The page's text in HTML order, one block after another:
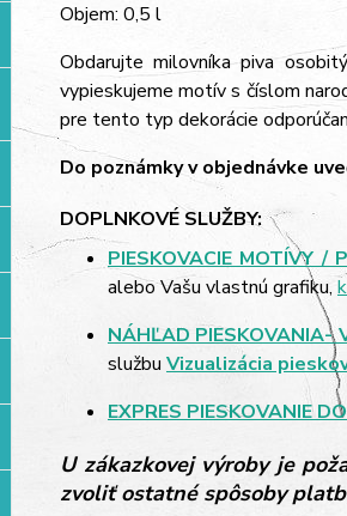
Objem: 0,5 l
Obdarujte milovníka piva
vypieskujeme motív s číslom
pre tento typ dekorácie
Do poznámky v objednávke
DOPLNKOVÉ SLUŽBY:
PIESKOVACIE MOTÍVY /
alebo Vašu vlastnú grafiku,
NÁHĽAD PIESKOVANIA-
službu Vizualizácia
EXPRES PIESKOVANIE
U zákazkovej výroby je
zvoliť ostatné spôsoby